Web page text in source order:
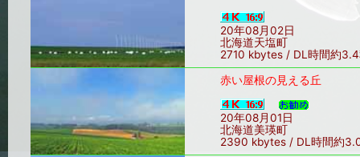
20年08月02日
北海道天塩町
2710 kbytes / DL時間約
赤い屋根の見える丘
20年08月01日
北海道美瑛町
2390 kbytes / DL時間約